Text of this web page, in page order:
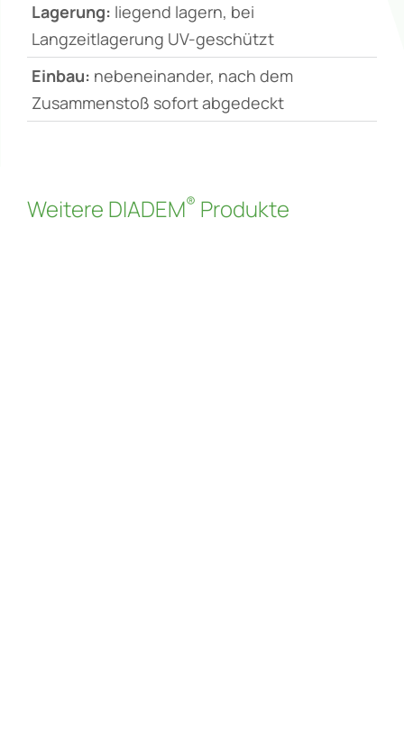
Lagerung: liegend lagern, bei
Langzeitlagerung UV-geschützt
Einbau: nebeneinander, nach dem
Zusammenstoß sofort abgedeckt
Weitere DIADEM® Produkte